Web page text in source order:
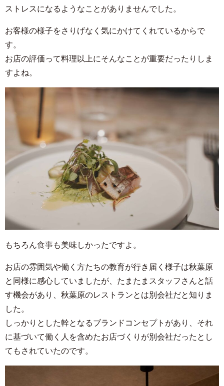
ストレスになるようなことがありませんでした。
お客様の様子をさりげなく気にかけてくれているからで
す。
お店の評価って料理以上にそんなことが重要だったりしま
すよね。
もちろん食事も美味しかったですよ。
お店の雰囲気や働く方たちの教育が行き届く様子は秋葉原
と同様に感心していましたが、たまたまスタッフさんと話
す機会があり、秋葉原のレストランとは別会社だと知りま
した。
しっかりとした幹となるブランドコンセプトがあり、それ
に基づいて働く人を含めたお店づくりが別会社だったとし
てもされていたのです。